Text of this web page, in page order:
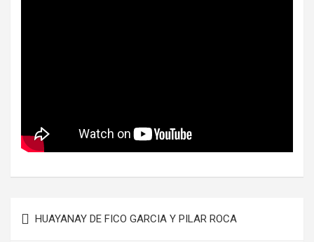
de
HUAYANAY DE FICO GARCIA Y PILAR ROCA